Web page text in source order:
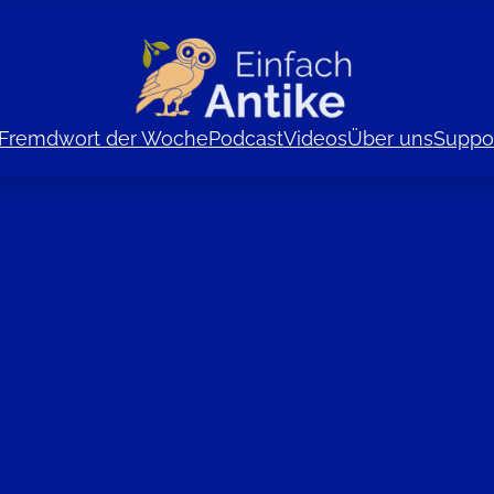
Fremdwort der WochePodcastVideosÜber uns